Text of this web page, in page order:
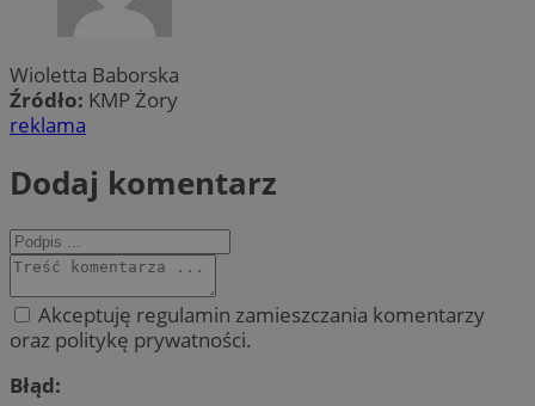
Wioletta Baborska
Źródło: KMP Żory
reklama
Dodaj komentarz
Akceptuję regulamin zamieszczania komentarzy
oraz politykę prywatności.
Błąd: